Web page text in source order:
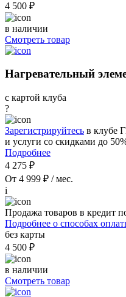
4 500 ₽
в наличии
Смотреть товар
Нагревательный
с картой клуба
?
Зарегистрируйтесь в клубе
и услуги со скидками до
Подробнее
4 275 ₽
От 4 999 ₽ / мес.
i
Продажа товаров в кредит
Подробнее о способах
без карты
4 500 ₽
в наличии
Смотреть товар